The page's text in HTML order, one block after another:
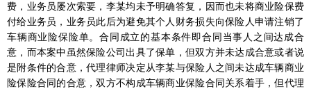
费，业务员屡次索要，李某均未予明确答复，因而也未将商业险保费
付给业务员，业务员此后为避免其个人财务损失向保险人申请注销了
车辆商业险保险单。合同成立的基本条件即合同当事人之间达成合
意，而本案中虽然保险公司出具了保单，但双方并未达成合意或者说
是附条件的合意，代理律师决定从李某与保险人之间未达成车辆商业
险保险合同的合意，双方不构成车辆商业保险合同关系着手，但代理